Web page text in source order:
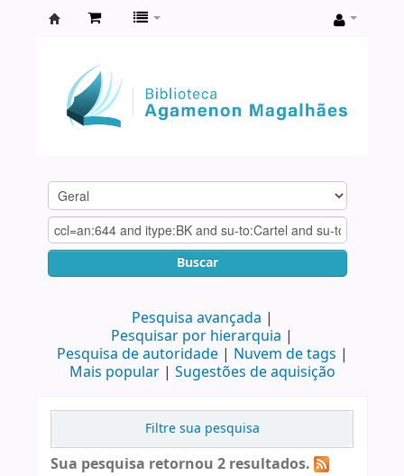
Agamenon
Magalhães
Buscar
Pesquisa avançada
Pesquisar por hierarquia
Pesquisa de autoridade
Nuvem de tags
Mais popular
Sugestões de aquisição
Filtre sua pesquisa
Sua pesquisa retornou 2 resultados.